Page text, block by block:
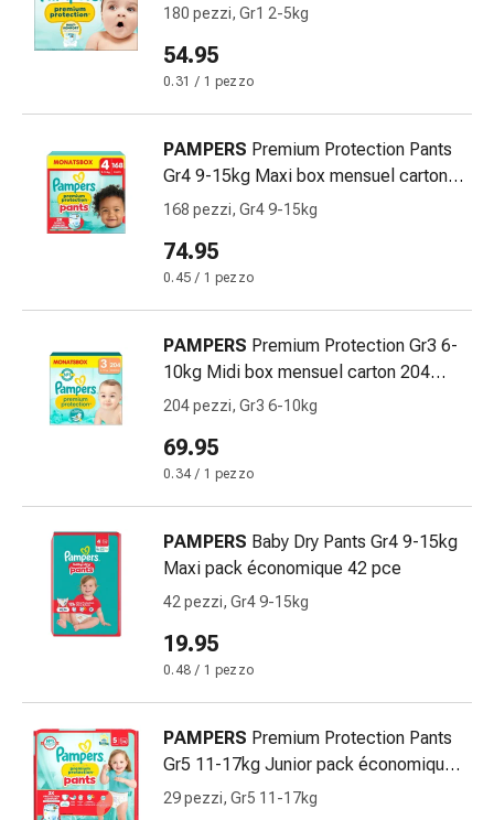
e
intestino
Diarrea
Emorroidi
Bruciore
stomaco
vomito
Digestione,
gonfiore
Costipazione
Malattie
e
prurito
Calli
Micosi
unghie
e
piedi
Cicatrici
Pelle
mensuel carton 180 pce
180 pezzi, Gr1 2-5kg
54.95
0.31 / 1 pezzo
PAMPERS Premium Protection Pants
Gr4 9-15kg Maxi box mensuel carton
168 pce
168 pezzi, Gr4 9-15kg
74.95
0.45 / 1 pezzo
PAMPERS Premium Protection Gr3 6-
10kg Midi box mensuel carton 204
pce
204 pezzi, Gr3 6-10kg
69.95
0.34 / 1 pezzo
PAMPERS Baby Dry Pants Gr4 9-15kg
Maxi pack économique 42 pce
42 pezzi, Gr4 9-15kg
19.95
0.48 / 1 pezzo
PAMPERS Premium Protection Pants
Gr5 11-17kg Junior pack économique
29 pce
29 pezzi, Gr5 11-17kg